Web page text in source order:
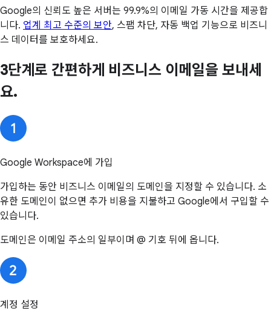
Google의 신뢰도 높은 서버는 99.9%의 이메일 가동 시간을 제공합
니다. 업계 최고 수준의 보안, 스팸 차단, 자동 백업 기능으로 비즈니
스 데이터를 보호하세요.
3단계로 간편하게 비즈니스 이메일을 보내세
요.
Google Workspace에 가입
가입하는 동안 비즈니스 이메일의 도메인을 지정할 수 있습니다. 소
유한 도메인이 없으면 추가 비용을 지불하고 Google에서 구입할 수
있습니다.
도메인은 이메일 주소의 일부이며 @ 기호 뒤에 옵니다.
계정 설정